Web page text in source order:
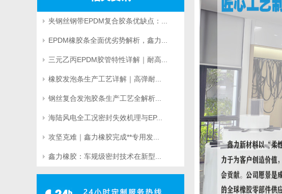
夹钢丝钢带EPDM复合胶条优缺点：...
EPDM橡胶条全面优劣势解析，鑫力...
三元乙丙EPDM胶管特性详解｜耐高...
橡胶发泡条生产工艺详解｜高弹耐...
钢丝复合发泡胶条生产工艺全解析...
海陆风电全工况密封失效机理与EP...
攻坚克难｜鑫力橡胶完成**专用发...
鑫力橡胶：车规级密封技术在新型...